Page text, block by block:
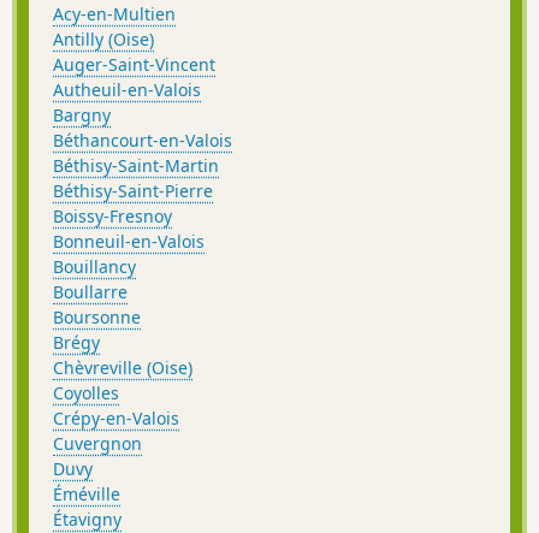
Acy-en-Multien
Antilly (Oise)
Auger-Saint-Vincent
Autheuil-en-Valois
Bargny
Béthancourt-en-Valois
Béthisy-Saint-Martin
Béthisy-Saint-Pierre
Boissy-Fresnoy
Bonneuil-en-Valois
Bouillancy
Boullarre
Boursonne
Brégy
Chèvreville (Oise)
Coyolles
Crépy-en-Valois
Cuvergnon
Duvy
Éméville
Étavigny